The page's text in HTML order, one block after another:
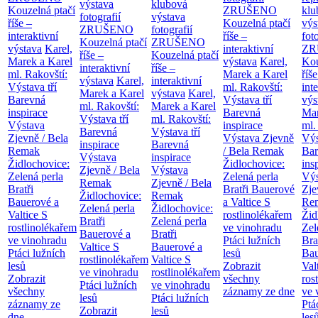
Kouzelná ptačí
říše –
interaktivní
výstava Karel,
Marek a Karel
ml. Rakovští:
Výstava tří
Barevná
inspirace
Výstava
Zjevně / Bela
Remak
Židlochovice:
Zelená perla
Bratři
Bauerové a
Valtice S
rostlinolékařem
ve vinohradu
Ptáci lužních
lesů
Zobrazit
všechny
záznamy ze
výstava
fotografií
ZRUŠENO
Kouzelná ptačí
říše –
interaktivní
výstava Karel,
Marek a Karel
ml. Rakovští:
Výstava tří
Barevná
inspirace
Výstava
Zjevně / Bela
Remak
Židlochovice:
Zelená perla
Bratři
Bauerové a
Valtice S
rostlinolékařem
ve vinohradu
Ptáci lužních
lesů
Zobrazit
klubová
výstava
fotografií
ZRUŠENO
Kouzelná ptačí
říše –
interaktivní
výstava Karel,
Marek a Karel
ml. Rakovští:
Výstava tří
Barevná
inspirace
Výstava
Zjevně / Bela
Remak
Židlochovice:
Zelená perla
Bratři
Bauerové a
Valtice S
rostlinolékařem
ve vinohradu
Ptáci lužních
lesů
ZRUŠENO
Kouzelná ptačí
říše –
interaktivní
výstava Karel,
Marek a Karel
ml. Rakovští:
Výstava tří
Barevná
inspirace
Výstava Zjevně
/ Bela Remak
Židlochovice:
Zelená perla
Bratři Bauerové
a Valtice S
rostlinolékařem
ve vinohradu
Ptáci lužních
lesů
Zobrazit
všechny
záznamy ze dne
ml.
ve